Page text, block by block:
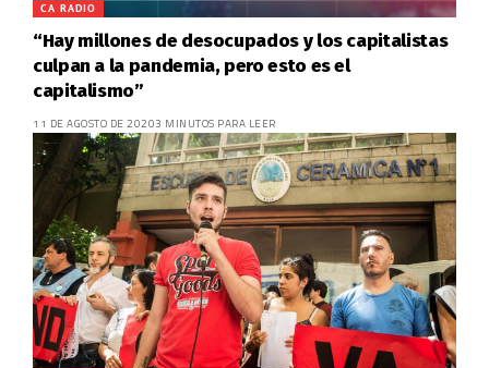
CA RADIO
“Hay millones de desocupados y los capitalistas
culpan a la pandemia, pero esto es el
capitalismo”
11 DE AGOSTO DE 20203 MINUTOS PARA LEER